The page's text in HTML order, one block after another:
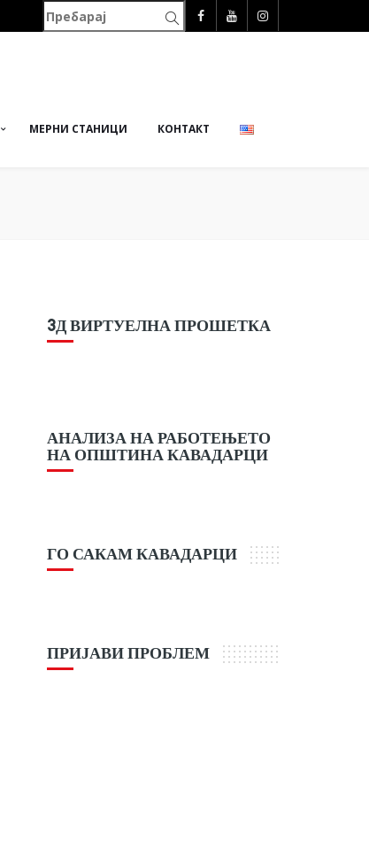
МЕРНИ СТАНИЦИ КОНТАКТ
3Д ВИРТУЕЛНА ПРОШЕТКА
АНАЛИЗА НА РАБОТЕЊЕТО
НА ОПШТИНА КАВАДАРЦИ
ГО САКАМ КАВАДАРЦИ
ПРИЈАВИ ПРОБЛЕМ